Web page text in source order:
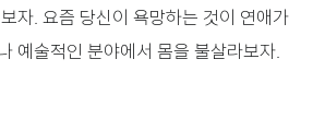
자. 요즘 당신이 욕망하는 것이 연애가
예술적인 분야에서 몸을 불살라보자.